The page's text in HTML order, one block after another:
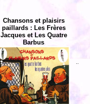
Chansons et plaisirs
paillards : Les Frères
Jacques et Les Quatre
Barbus